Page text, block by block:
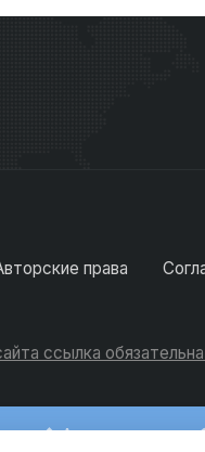
права
ссылка
Активность